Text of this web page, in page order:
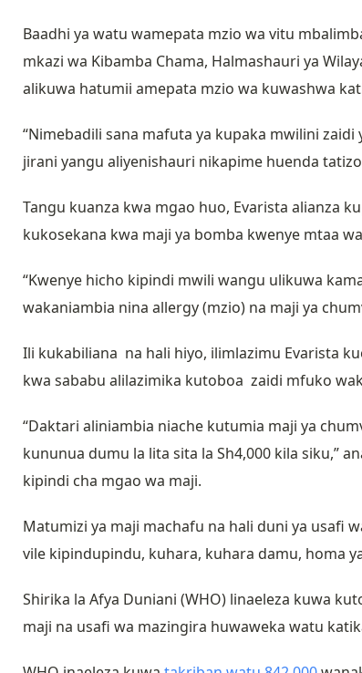
Baadhi ya watu wamepata mzio wa vitu
mkazi wa Kibamba Chama, Halmashauri ya
alikuwa hatumii amepata mzio wa kuwashwa
“Nimebadili sana mafuta ya kupaka mwilini
jirani yangu aliyenishauri nikapime huenda
Tangu kuanza kwa mgao huo, Evarista alianza
kukosekana kwa maji ya bomba kwenye mtaa
“Kwenye hicho kipindi mwili wangu ulikuwa
wakaniambia nina allergy (mzio) na maji ya
Ili kukabiliana na hali hiyo, ilimlazimu Evarista
kwa sababu alilazimika kutoboa zaidi mfuko
“Daktari aliniambia niache kutumia maji ya
kununua dumu la lita sita la Sh4,000 kila siku,”
kipindi cha mgao wa maji.
Matumizi ya maji machafu na hali duni ya usafi
vile kipindupindu, kuhara, kuhara damu, homa
Shirika la Afya Duniani (WHO) linaeleza kuwa
maji na usafi wa mazingira huwaweka watu